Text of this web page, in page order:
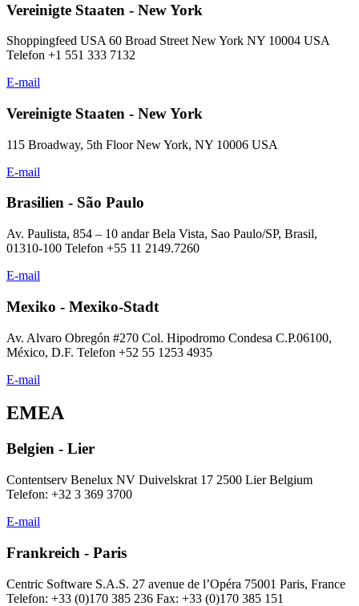
Vereinigte Staaten - New York
Shoppingfeed USA 60 Broad Street New York NY 10004 USA
Telefon +1 551 333 7132
E-mail
Vereinigte Staaten - New York
115 Broadway, 5th Floor New York, NY 10006 USA
E-mail
Brasilien - São Paulo
Av. Paulista, 854 – 10 andar Bela Vista, Sao Paulo/SP, Brasil,
01310-100 Telefon +55 11 2149.7260
E-mail
Mexiko - Mexiko-Stadt
Av. Alvaro Obregón #270 Col. Hipodromo Condesa C.P.06100,
México, D.F. Telefon +52 55 1253 4935
E-mail
EMEA
Belgien - Lier
Contentserv Benelux NV Duivelskrat 17 2500 Lier Belgium
Telefon: +32 3 369 3700
E-mail
Frankreich - Paris
Centric Software S.A.S. 27 avenue de l’Opéra 75001 Paris, France
Telefon: +33 (0)170 385 236 Fax: +33 (0)170 385 151